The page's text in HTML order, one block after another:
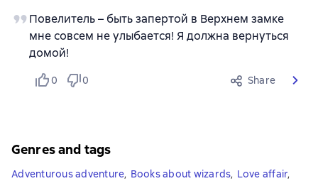
Повелитель – быть запертой в Верхнем замке
мне совсем не улыбается! Я должна вернуться
домой!
0 0 Share
Genres and tags
Adventurous adventure, Books about wizards, Love affair,